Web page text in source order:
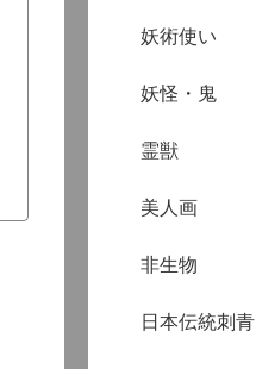
妖術使い
妖怪・鬼
霊獣
美人画
非生物
日本伝統刺青